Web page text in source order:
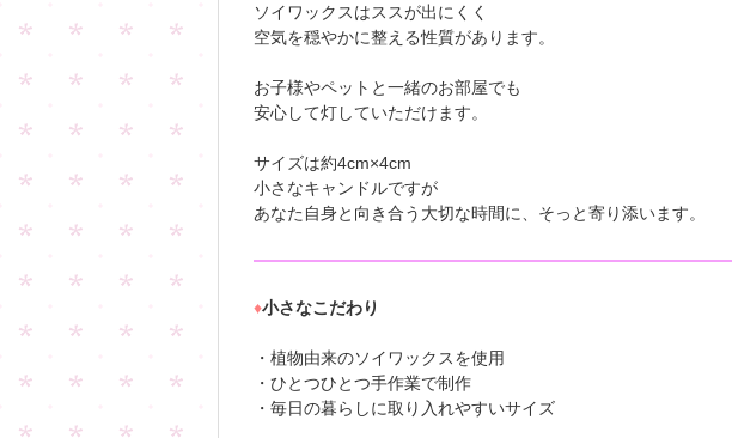
ソイワックスはススが出にくく
空気を穏やかに整える性質があります。
お子様やペットと一緒のお部屋でも
安心して灯していただけます。
サイズは約4cm×4cm
小さなキャンドルですが
あなた自身と向き合う大切な時間に、そっと寄り添います。
♦小さなこだわり
・植物由来のソイワックスを使用
・ひとつひとつ手作業で制作
・毎日の暮らしに取り入れやすいサイズ